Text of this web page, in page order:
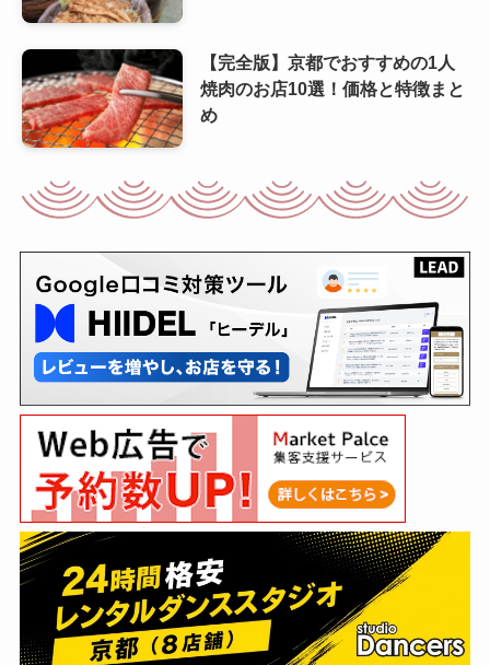
【完全版】京都でおすすめの1人
焼肉のお店10選！価格と特徴まと
め